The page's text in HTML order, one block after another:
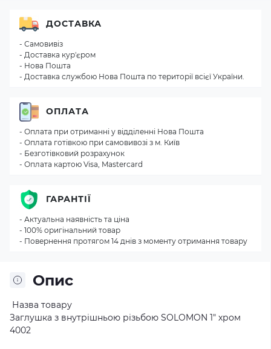
Опис
Назва товару
Заглушка з внутрішньою різьбою SOLOMON 1″ хром
4002
ДОСТАВКА
- Самовивіз
- Доставка кур'єром
- Нова Пошта
- Доставка службою Нова Пошта по території всієї України.
ОПЛАТА
- Оплата при отриманні у відділенні Нова Пошта
- Оплата готівкою при самовивозі з м. Київ
- Безготівковий розрахунок
- Оплата картою Visa, Mastercard
ГАРАНТІЇ
- Актуальна наявність та ціна
- 100% оригінальний товар
- Повернення протягом 14 днів з моменту отримання товару